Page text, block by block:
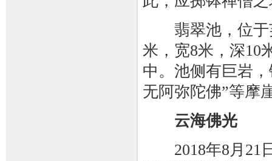
翡翠池，位于
米，宽8米，深10
中。池侧有巨岩
无阿弥陀佛”等摩
云海佛光
2018年8月21日